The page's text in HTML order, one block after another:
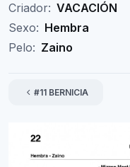
Criador: VACACIÓN
Sexo: Hembra
Pelo: Zaino
#11 BERNICIA